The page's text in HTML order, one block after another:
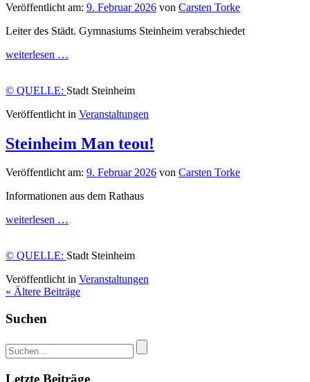
Veröffentlicht am: 9. Februar 2026 von Carsten Torke
Leiter des Städt. Gymnasiums Steinheim verabschiedet
weiterlesen …
© QUELLE: Stadt Steinheim
Veröffentlicht in Veranstaltungen
Steinheim Man teou!
Veröffentlicht am: 9. Februar 2026 von Carsten Torke
Informationen aus dem Rathaus
weiterlesen …
© QUELLE: Stadt Steinheim
Veröffentlicht in Veranstaltungen
« Ältere Beiträge
Suchen
Letzte Beiträge